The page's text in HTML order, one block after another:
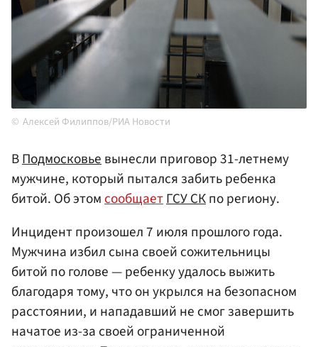
Алексей Филиппов/РИА Новости
ВПодмосковьевынесли приговор 31-летнему
мужчине, который пытался забить ребенка
битой. Об этомсообщаетГСУ СКпо региону.
Инцидент произошел 7 июля прошлого года.
Мужчина избил сына своей сожительницы
битой по голове — ребенку удалось выжить
благодаря тому, что он укрылся на безопасном
расстоянии, и нападавший не смог завершить
начатое из-за своей ограниченной